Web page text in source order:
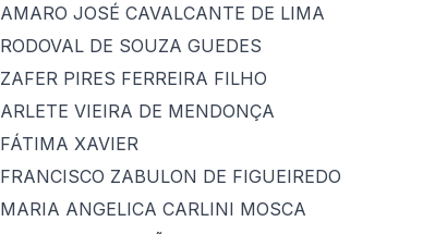
AMARO JOSÉ CAVALCANTE DE LIMA
RODOVAL DE SOUZA GUEDES
ZAFER PIRES FERREIRA FILHO
ARLETE VIEIRA DE MENDONÇA
FÁTIMA XAVIER
FRANCISCO ZABULON DE FIGUEIREDO
MARIA ANGELICA CARLINI MOSCA